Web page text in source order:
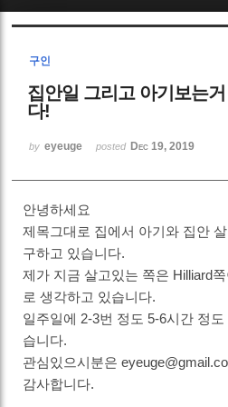
구인
집안일 그리고 아기보는
다!
by eyeuge posted Dec 19, 2019
안녕하세요
제목그대로 집에서 아기와 집안
구하고 있습니다.
제가 지금 살고있는 쪽은 Hilliard
로 생각하고 있습니다.
일주일에 2-3번 정도 5-6시간 정
습니다.
관심있으시분은
감사합니다.
Sketchbook5, 스
Sketchbook5, 스